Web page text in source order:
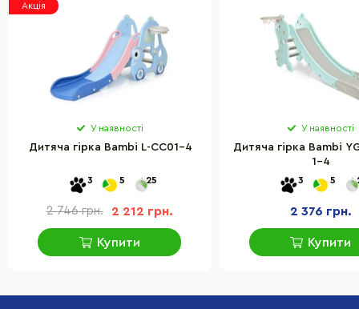
Акція
У наявності
Дитяча гірка Bambi L-CC01-4
3 5 25
2 746 грн. 2 212 грн.
Купити
У наявності
Дитяча гірка Bambi
1-4
3 5
2 376 грн.
Купити